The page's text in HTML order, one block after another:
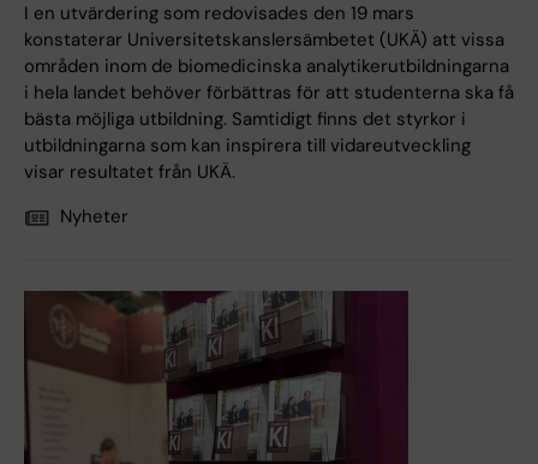
I en utvärdering som redovisades den 19 mars
konstaterar Universitetskanslersämbetet (UKÄ) att vissa
områden inom de biomedicinska analytikerutbildningarna
i hela landet behöver förbättras för att studenterna ska få
bästa möjliga utbildning. Samtidigt finns det styrkor i
utbildningarna som kan inspirera till vidareutveckling
visar resultatet från UKÄ.
Nyheter